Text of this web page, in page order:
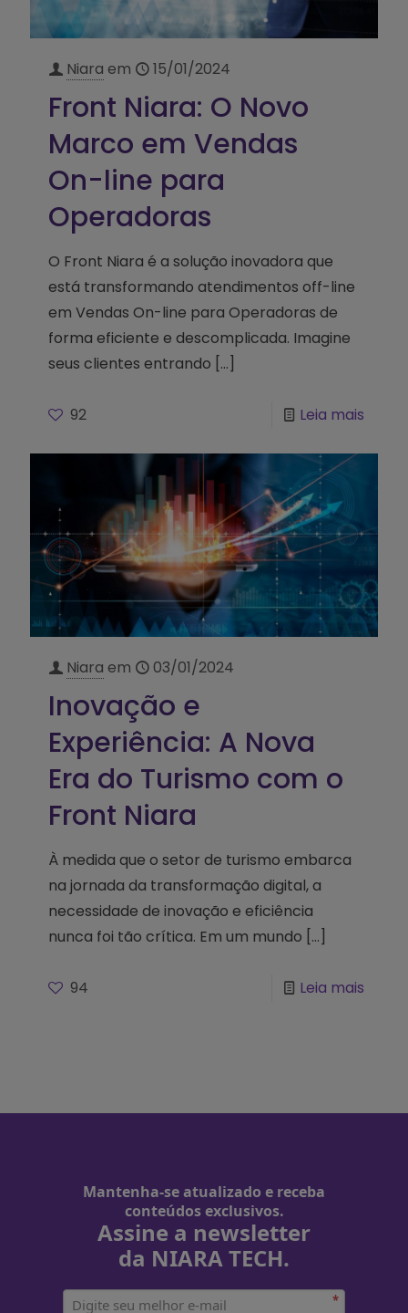
Niara em 15/01/2024
Front Niara: O Novo
Marco em Vendas
On-line para
Operadoras
O Front Niara é a solução inovadora que
está transformando atendimentos off-line
em Vendas On-line para Operadoras de
forma eficiente e descomplicada. Imagine
seus clientes entrando […]
92 Leia mais
Niara em 03/01/2024
Inovação e
Experiência: A Nova
Era do Turismo com o
Front Niara
À medida que o setor de turismo embarca
na jornada da transformação digital, a
necessidade de inovação e eficiência
nunca foi tão crítica. Em um mundo […]
94 Leia mais
Mantenha-se atualizado e receba
conteúdos exclusivos.
Assine a newsletter
da NIARA TECH.
*